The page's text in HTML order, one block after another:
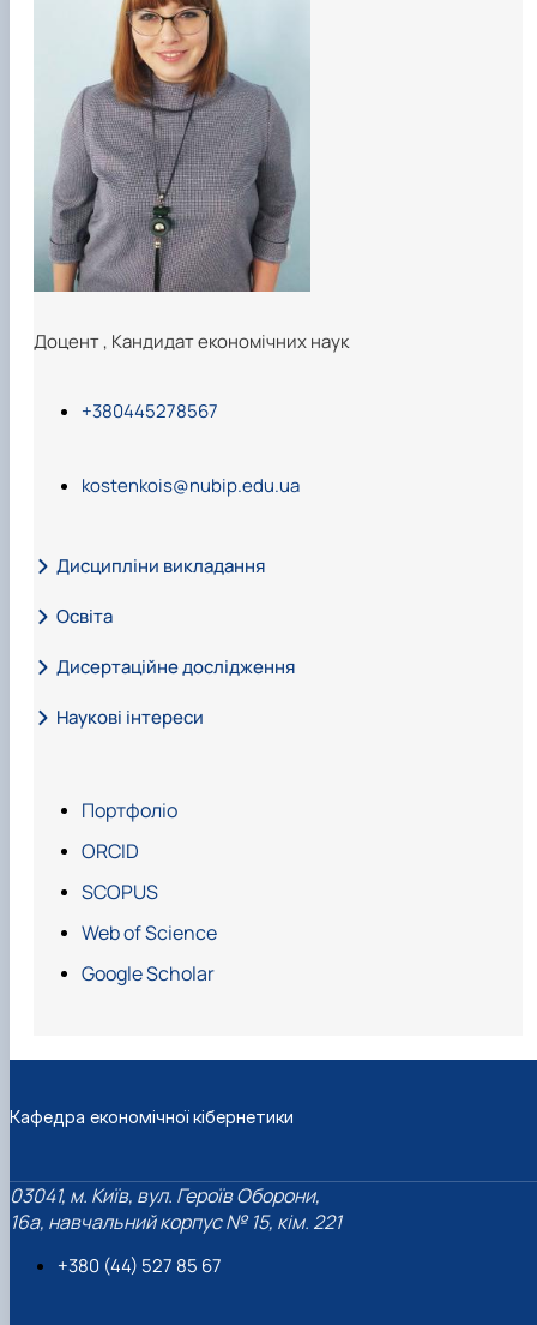
+380445278567
kostenkois@nubip.edu.ua
Портфоліо
ORCID
SCOPUS
Web of Science
Google Scholar
Доцент, Кандидат економічних наук
Дисципліни викладання
Освіта
Дисертаційне дослідження
Наукові інтереси
Кафедра економічної кібернетики
03041, м. Київ, вул. Героїв Оборони,
16а, навчальний корпус № 15, кім. 221
+380 (44) 527 85 67‬